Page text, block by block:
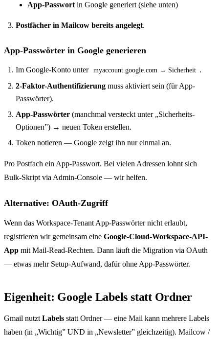
App-Passwort in Google generiert (siehe unten)
Postfächer in Mailcow bereits angelegt.
App-Passwörter in Google generieren
Im Google-Konto unter myaccount.google.com → Sicherheit .
2-Faktor-Authentifizierung muss aktiviert sein (für App-
Passwörter).
App-Passwörter (manchmal versteckt unter „Sicherheits-
Optionen”) → neuen Token erstellen.
Token notieren — Google zeigt ihn nur einmal an.
Pro Postfach ein App-Passwort. Bei vielen Adressen lohnt sich
Bulk-Skript via Admin-Console — wir helfen.
Alternative: OAuth-Zugriff
Wenn das Workspace-Tenant App-Passwörter nicht erlaubt,
registrieren wir gemeinsam eine Google-Cloud-Workspace-API-
App mit Mail-Read-Rechten. Dann läuft die Migration via OAuth
— etwas mehr Setup-Aufwand, dafür ohne App-Passwörter.
Eigenheit: Google Labels statt Ordner
Gmail nutzt Labels statt Ordner — eine Mail kann mehrere Labels
haben (in „Wichtig” UND in „Newsletter” gleichzeitig). Mailcow /